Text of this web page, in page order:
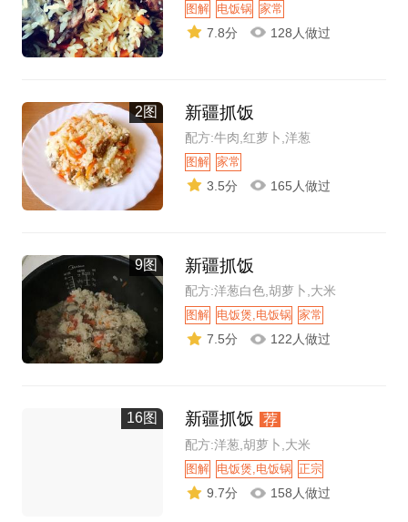
图解 电饭锅 家常
7.8分 128人做过
2图 新疆抓饭
配方:牛肉,红萝卜,洋葱
图解 家常
3.5分 165人做过
9图 新疆抓饭
配方:洋葱白色,胡萝卜,大米
图解 电饭煲,电饭锅 家常
7.5分 122人做过
16图 新疆抓饭 荐
配方:洋葱,胡萝卜,大米
图解 电饭煲,电饭锅 正宗
9.7分 158人做过